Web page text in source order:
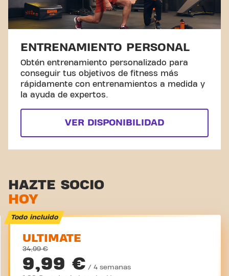
ENTRENAMIENTO PERSONAL
Obtén entrenamiento personalizado para
conseguir tus objetivos de fitness más
rápidamente con entrenamientos a medida y
la ayuda de expertos.
VER DISPONIBILIDAD
HAZTE SOCIO
HOY
Todo incluido
ULTIMATE
34,99 €
9,99 € / 4 semanas